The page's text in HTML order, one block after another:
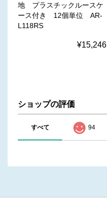
地 プラスチックルースケ
ース付き 12個単位 AR-
L118RS
¥15,246
ショップの評価
すべて 94